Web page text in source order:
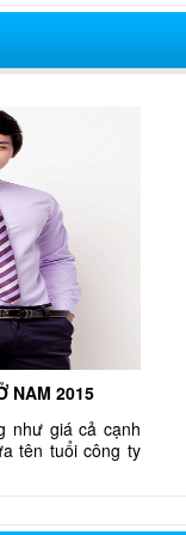
NAM 2015
như giá cả cạnh
tên tuổi công ty